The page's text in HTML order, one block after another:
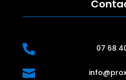
 07 68
